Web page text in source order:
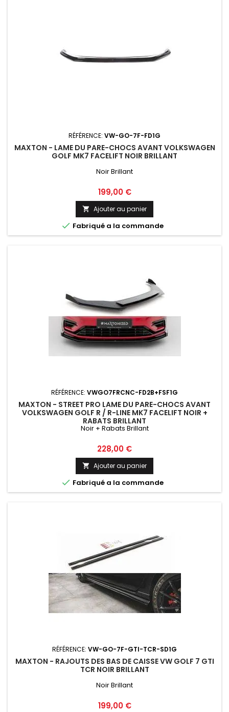
RÉFÉRENCE: VW-GO-7F-FD1G
MAXTON - LAME DU PARE-CHOCS AVANT VOLKSWAGEN
GOLF MK7 FACELIFT NOIR BRILLANT
Noir Brillant
Prix
199,00 €
 Ajouter au panier
 Fabriqué a la commande
RÉFÉRENCE: VWGO7FRCNC-FD2B+FSF1G
MAXTON - STREET PRO LAME DU PARE-CHOCS AVANT
VOLKSWAGEN GOLF R / R-LINE MK7 FACELIFT NOIR +
RABATS BRILLANT
Noir + Rabats Brillant
Prix
228,00 €
 Ajouter au panier
 Fabriqué a la commande
RÉFÉRENCE: VW-GO-7F-GTI-TCR-SD1G
MAXTON - RAJOUTS DES BAS DE CAISSE VW GOLF 7 GTI
TCR NOIR BRILLANT
Noir Brillant
Prix
199,00 €